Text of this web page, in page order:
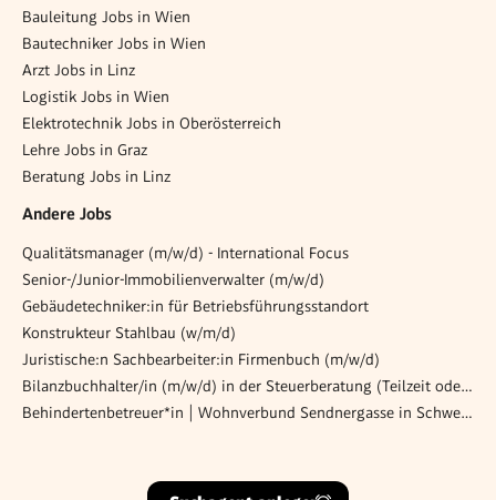
Bauleitung Jobs in Wien
Bautechniker Jobs in Wien
Arzt Jobs in Linz
Logistik Jobs in Wien
Elektrotechnik Jobs in Oberösterreich
Lehre Jobs in Graz
Beratung Jobs in Linz
Andere Jobs
Qualitätsmanager (m/w/d) - International Focus
Senior-/Junior-Immobilienverwalter (m/w/d)
Gebäudetechniker:in für Betriebsführungsstandort
Konstrukteur Stahlbau (w/m/d)
Juristische:n Sachbearbeiter:in Firmenbuch (m/w/d)
Bilanzbuchhalter/in (m/w/d) in der Steuerberatung (Teilzeit oder Vollzeit)
Behindertenbetreuer*in | Wohnverbund Sendnergasse in Schwechat